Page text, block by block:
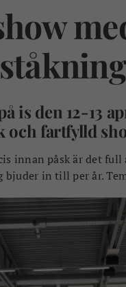
is den 12-13
och fartfylld
innan påsk är det
bjuder in till per år.